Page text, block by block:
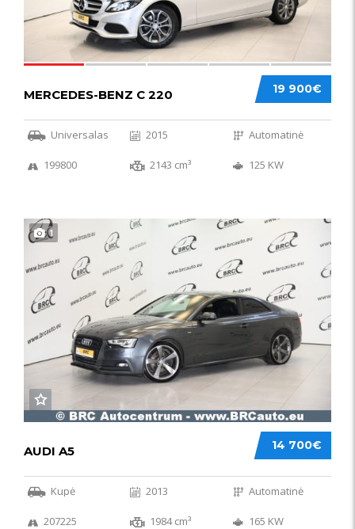
19 900€
MERCEDES-BENZ C 220
Universalas 2015 Automatinė
199800 2143 cm³ 125 KW
1
14 700€
AUDI A5
Kupė 2013 Automatinė
207225 1984 cm³ 165 KW